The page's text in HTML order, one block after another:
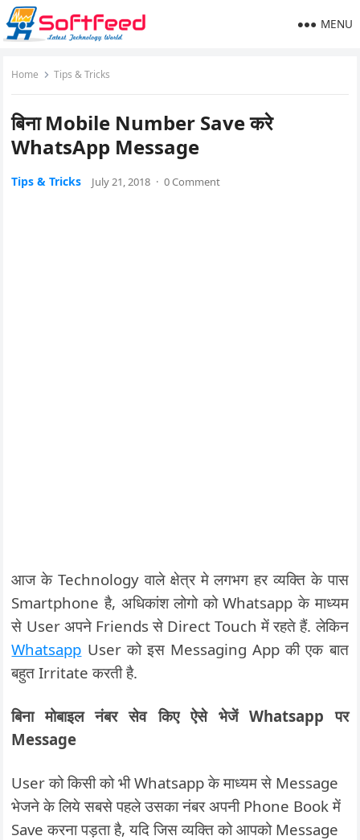
MENU
Home Tips & Tricks
बिना Mobile Number Save करे
WhatsApp Message
Tips & Tricks July 21, 2018 · 0 Comment
आज के Technology वाले क्षेत्र मे लगभग हर व्यक्ति के पास
Smartphone है, अधिकांश लोगो को Whatsapp के माध्यम
से User अपने Friends से Direct Touch में रहते हैं. लेकिन
Whatsapp User को इस Messaging App की एक बात
बहुत Irritate करती है.
बिना मोबाइल नंबर सेव किए ऐसे भेजें Whatsapp पर
Message
User को किसी को भी Whatsapp के माध्यम से Message
भेजने के लिये सबसे पहले उसका नंबर अपनी Phone Book में
Save करना पड़ता है, यदि जिस व्यक्ति को आपको Message